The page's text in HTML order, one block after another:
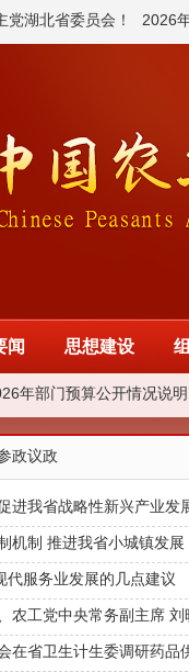
湖北省委员会！ 2026
闻 思想建设
年部门预算公开情况说明
政议政
进我省战略性新兴产业发
机制 推进我省小城镇发展
代服务业发展的几点建议
农工党中央常务副主席
在省卫生计生委调研药品